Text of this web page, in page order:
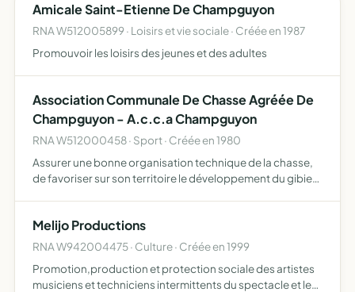
Amicale Saint-Etienne De Champguyon
RNA W512005899 · Loisirs et vie sociale · Créée en 1987
Promouvoir les loisirs des jeunes et des adultes
Association Communale De Chasse Agréée De
Champguyon - A.c.c.a Champguyon
RNA W512000458 · Sport · Créée en 1980
Assurer une bonne organisation technique de la chasse,
de favoriser sur son territoire le développement du gibier
Melijo Productions
RNA W942004475 · Culture · Créée en 1999
Promotion,production et protection sociale des artistes
musiciens et techniciens intermittents du spectacle et le